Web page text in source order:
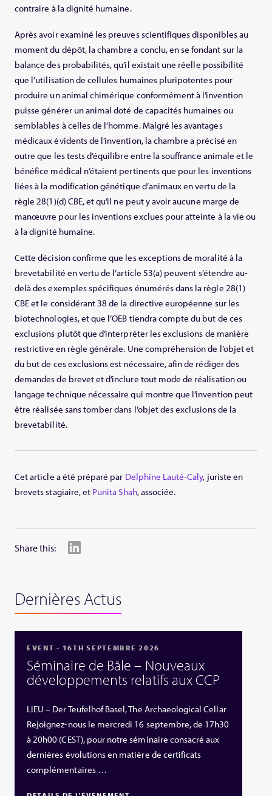
contraire à la dignité humaine.
Après avoir examiné les preuves scientifiques disponibles au
moment du dépôt, la chambre a conclu, en se fondant sur la
balance des probabilités, qu’il existait une réelle possibilité
que l’utilisation de cellules humaines pluripotentes pour
produire un animal chimérique conformément à l’invention
puisse générer un animal doté de capacités humaines ou
semblables à celles de l’homme. Malgré les avantages
médicaux évidents de l’invention, la chambre a précisé en
outre que les tests d’équilibre entre la souffrance animale et le
bénéfice médical n’étaient pertinents que pour les inventions
liées à la modification génétique d’animaux en vertu de la
règle 28(1)(d) CBE, et qu’il ne peut y avoir aucune marge de
manœuvre pour les inventions exclues pour atteinte à la vie ou
à la dignité humaine.
Cette décision confirme que les exceptions de moralité à la
brevetabilité en vertu de l’article 53(a) peuvent s’étendre au-
delà des exemples spécifiques énumérés dans la règle 28(1)
CBE et le considérant 38 de la directive européenne sur les
biotechnologies, et que l’OEB tiendra compte du but de ces
exclusions plutôt que d’interpréter les exclusions de manière
restrictive en règle générale. Une compréhension de l’objet et
du but de ces exclusions est nécessaire, afin de rédiger des
demandes de brevet et d’inclure tout mode de réalisation ou
langage technique nécessaire qui montre que l’invention peut
être réalisée sans tomber dans l’objet des exclusions de la
brevetabilité.
Cet article a été préparé par Delphine Lauté-Caly, juriste en
brevets stagiaire, et Punita Shah, associée.
Share this:
Dernières Actus
EVENT - 16TH SEPTEMBRE 2026
Séminaire de Bâle – Nouveaux
développements relatifs aux CCP
LIEU – Der Teufelhof Basel, The Archaeological Cellar
Rejoignez-nous le mercredi 16 septembre, de 17h30
à 20h00 (CEST), pour notre séminaire consacré aux
dernières évolutions en matière de certificats
complémentaires …